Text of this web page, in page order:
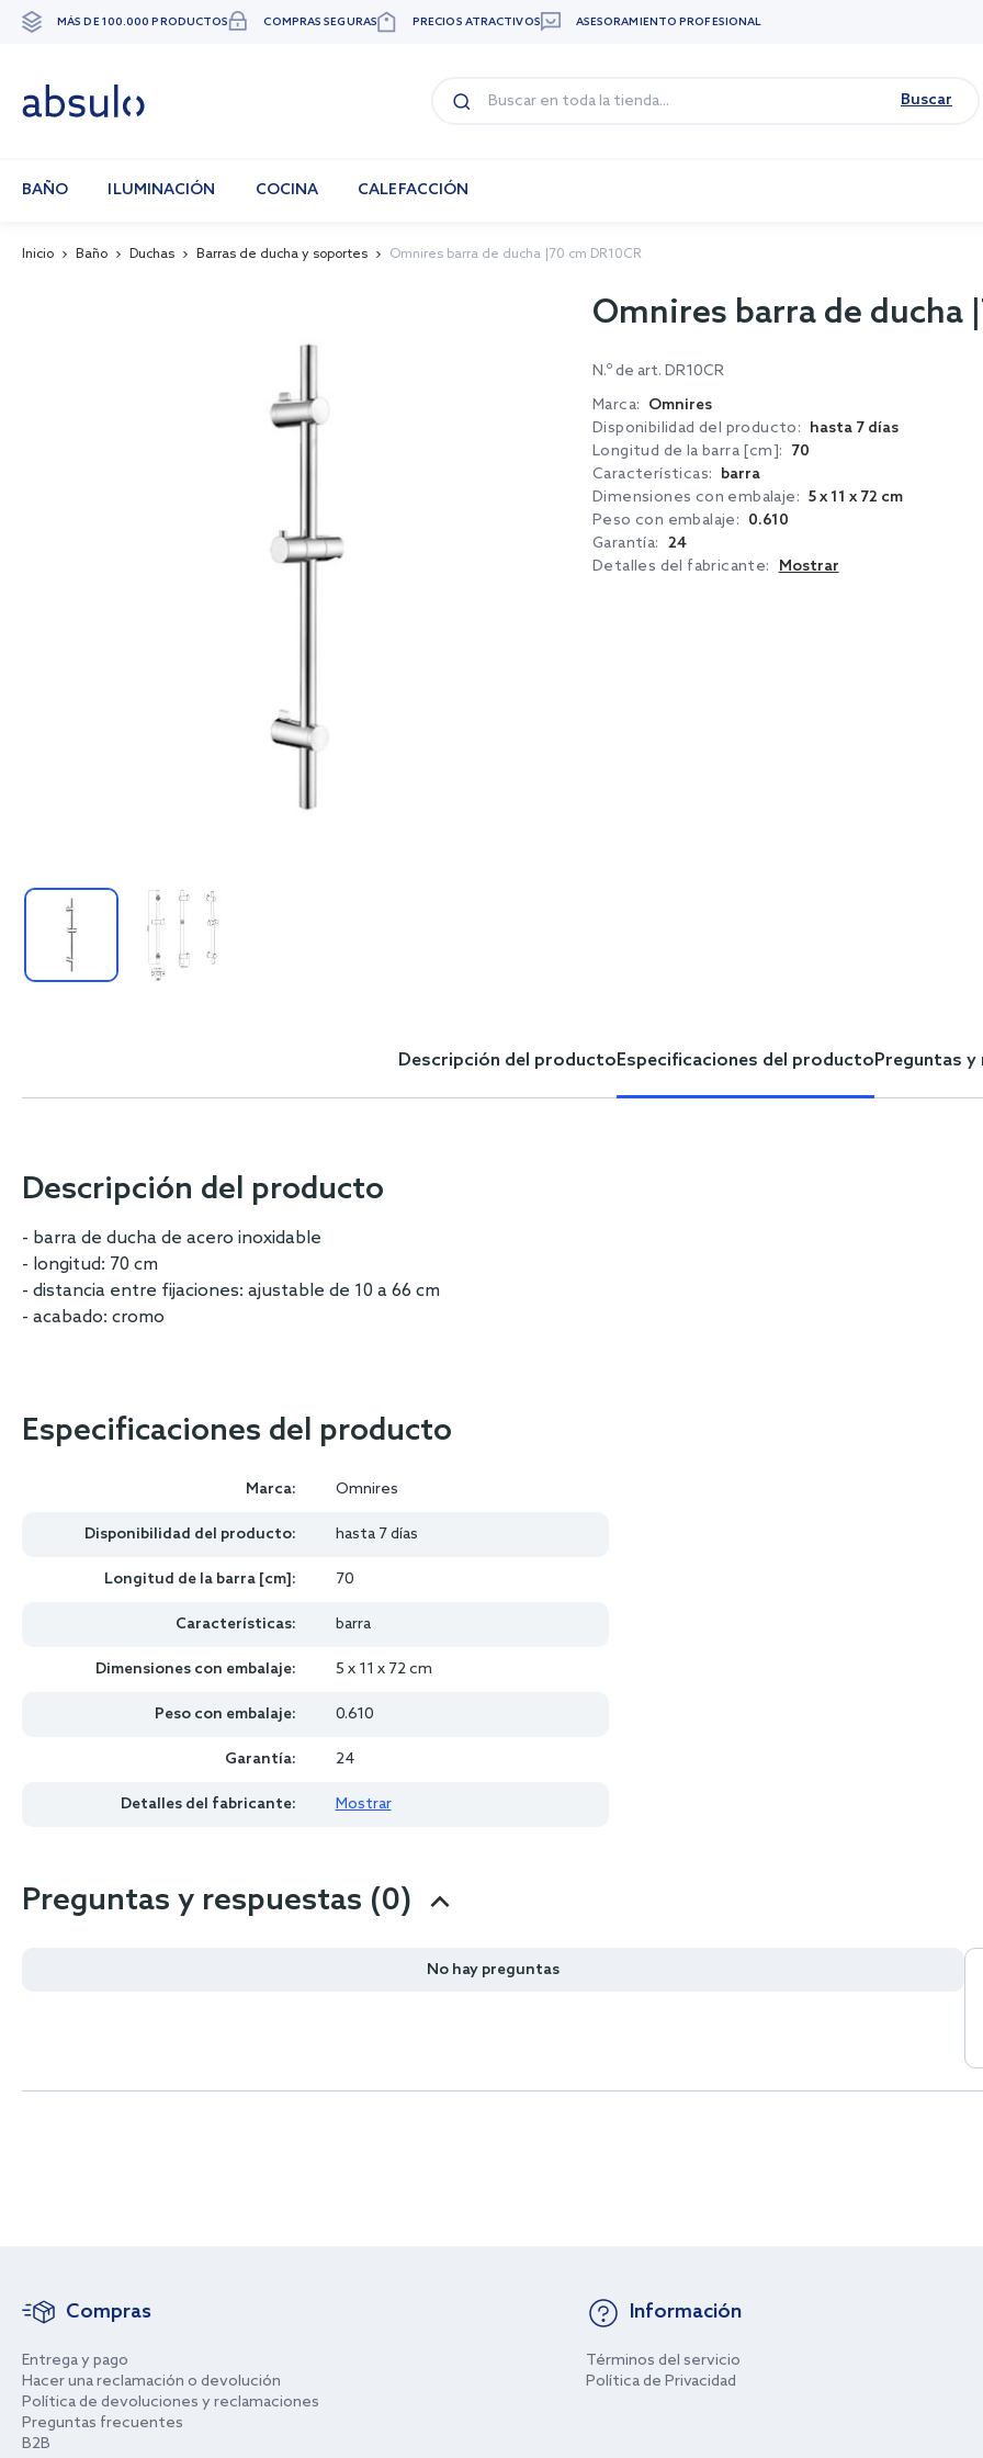
Ir
MÁS DE 100.000 PRODUCTOS COMPRAS SEGURAS PRECIOS ATRACTIVOS ASESORAMIENTO PROFESIONAL
Buscar
BAÑO ILUMINACIÓN COCINA CALEFACCIÓN
Inicio Baño Duchas Barras de ducha y soportes Omnires barra de ducha |70 cm DR10CR
Omnires barra de ducha
N.º de art. DR10CR
Marca: Omnires
Disponibilidad del producto: hasta 7 días
Longitud de la barra [cm]: 70
Características: barra
Dimensiones con embalaje: 5 x 11 x 72 cm
Peso con embalaje: 0.610
Garantía: 24
Detalles del fabricante:
Mostrar
Descripción del producto Especificaciones del producto Preguntas
Descripción del producto
- barra de ducha de acero inoxidable
- longitud: 70 cm
- distancia entre fijaciones: ajustable de 10 a 66 cm
- acabado: cromo
Especificaciones del producto
Marca: Omnires
Disponibilidad del producto: hasta 7 días
Longitud de la barra [cm]: 70
Características: barra
Dimensiones con embalaje: 5 x 11 x 72 cm
Peso con embalaje: 0.610
Garantía: 24
Detalles del fabricante: Mostrar
Preguntas y respuestas (0)
No hay preguntas
Compras
Entrega y pago
Hacer una reclamación o devolución
Política de devoluciones y reclamaciones
Preguntas frecuentes
B2B
Información
Términos del servicio
Política de Privacidad